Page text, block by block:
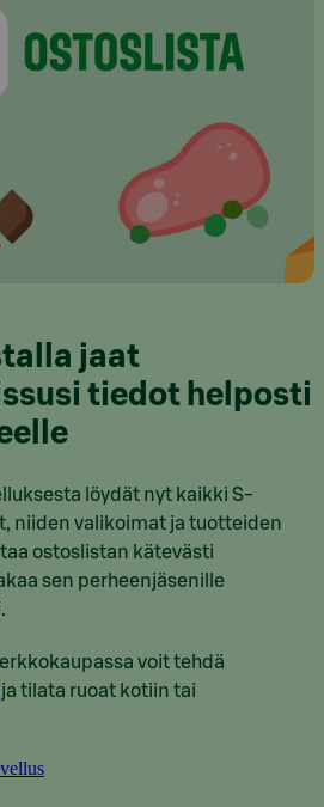
jaat
tiedot helposti
löydät nyt kaikki S-
niiden valikoimat ja tuotteiden
ostoslistan kätevästi
sen perheenjäsenille
voit tehdä
ja tilata ruoat kotiin tai